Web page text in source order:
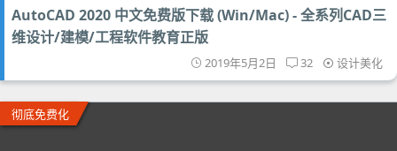
AutoCAD 2020 中文免费版下载 (Win/Mac) - 全系列CAD三
维设计/建模/工程软件教育正版
2019年5月2日 32 设计美化
彻底免费化